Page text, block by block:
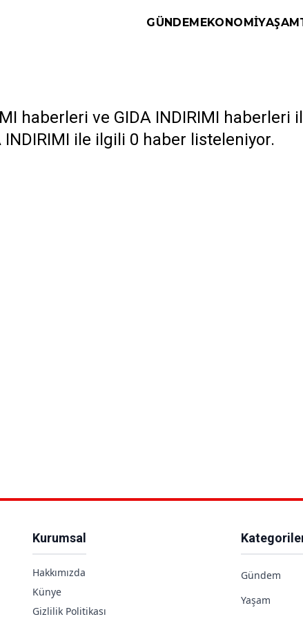
GÜNDEMEKONOMIYAŞAM
haberleri ve GIDA INDIRIMI
ile ilgili 0 haber listeleniyor.
Kurumsal
Hakkımızda
Künye
Gizlilik Politikası
Gündem
Yaşam